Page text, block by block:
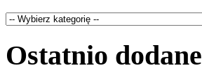
Ostatnio dodane